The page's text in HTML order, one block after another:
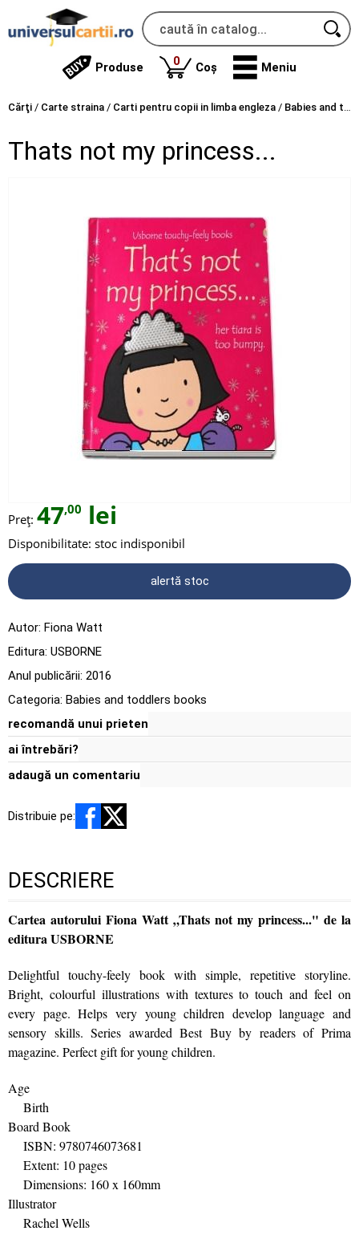
Produse 0produse
Coș Meniu
Cărţi / Carte straina / Carti pentru copii in limba engleza / Babies and toddlers books
Thats not my princess...
Preț: 47,00 lei
Disponibilitate: stoc indisponibil
alertă stoc
Autor: Fiona Watt
Editura: USBORNE
Anul publicării: 2016
Categoria: Babies and toddlers books
recomandă unui prieten
ai întrebări?
adaugă un comentariu
Distribuie pe:
DESCRIERE
Cartea autorului Fiona Watt „Thats not my princess..." de la
editura USBORNE
Delightful touchy-feely book with simple, repetitive storyline.
Bright, colourful illustrations with textures to touch and feel on
every page. Helps very young children develop language and
sensory skills. Series awarded Best Buy by readers of Prima
magazine. Perfect gift for young children.
Age
Birth
Board Book
ISBN: 9780746073681
Extent: 10 pages
Dimensions: 160 x 160mm
Illustrator
Rachel Wells